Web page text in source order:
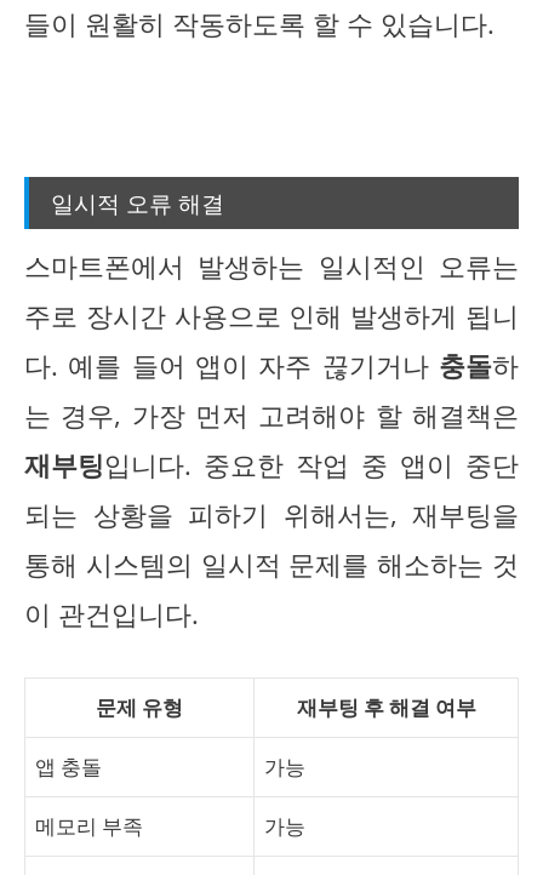
들이 원활히 작동하도록 할 수 있습니다.
일시적 오류 해결
스마트폰에서 발생하는 일시적인 오류는
주로 장시간 사용으로 인해 발생하게 됩니
다. 예를 들어 앱이 자주 끊기거나 충돌하
는 경우, 가장 먼저 고려해야 할 해결책은
재부팅입니다. 중요한 작업 중 앱이 중단
되는 상황을 피하기 위해서는, 재부팅을
통해 시스템의 일시적 문제를 해소하는 것
이 관건입니다.
문제 유형 재부팅 후 해결 여부
앱 충돌 가능
메모리 부족 가능